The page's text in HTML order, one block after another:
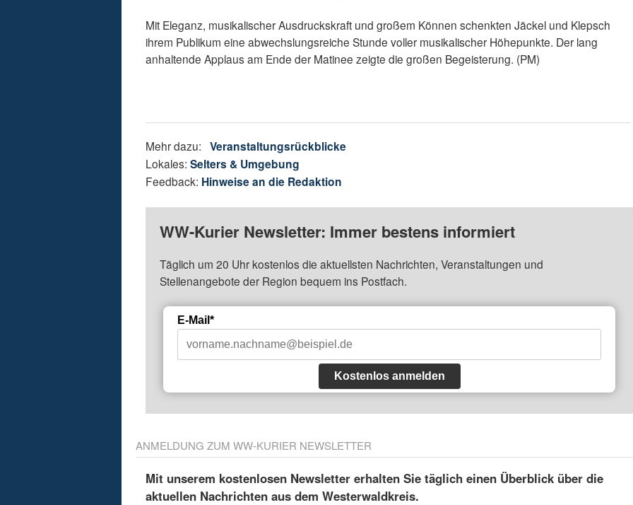
Mit Eleganz, musikalischer Ausdruckskraft und großem Können schenkten Jäckel und Klepsch
ihrem Publikum eine abwechslungsreiche Stunde voller musikalischer Höhepunkte. Der lang
anhaltende Applaus am Ende der Matinee zeigte die großen Begeisterung. (PM)
Mehr dazu:Veranstaltungsrückblicke
Lokales:Selters & Umgebung
Feedback: Hinweise an die Redaktion
WW-Kurier Newsletter: Immer bestens informiert
Täglich um 20 Uhr kostenlos die aktuellsten Nachrichten, Veranstaltungen und
Stellenangebote der Region bequem ins Postfach.
E-Mail*
Kostenlos anmelden
ANMELDUNG ZUM WW-KURIER NEWSLETTER
Mit unserem kostenlosen Newsletter erhalten Sie täglich einen Überblick über die
aktuellen Nachrichten aus dem Westerwaldkreis.